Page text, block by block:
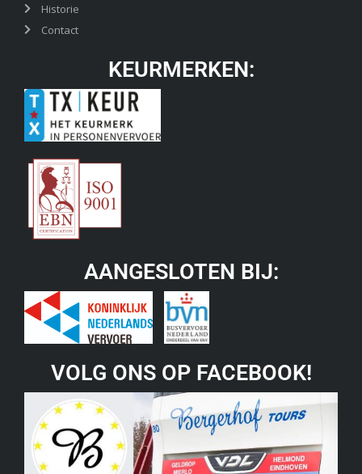
Historie
Contact
KEURMERKEN:
AANGESLOTEN BIJ:
VOLG ONS OP FACEBOOK!